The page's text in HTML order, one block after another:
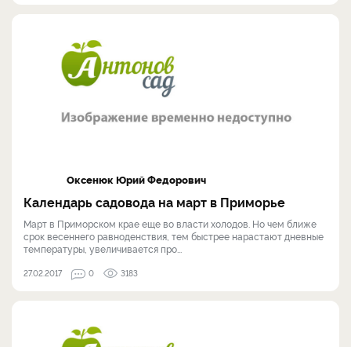
Оксенюк Юрий Федорович
Календарь садовода на март в Приморье
Март в Приморском крае еще во власти холодов. Но чем ближе
срок весеннего равноденствия, тем быстрее нарастают дневные
температуры, увеличивается про...
27.02.2017 0 3183